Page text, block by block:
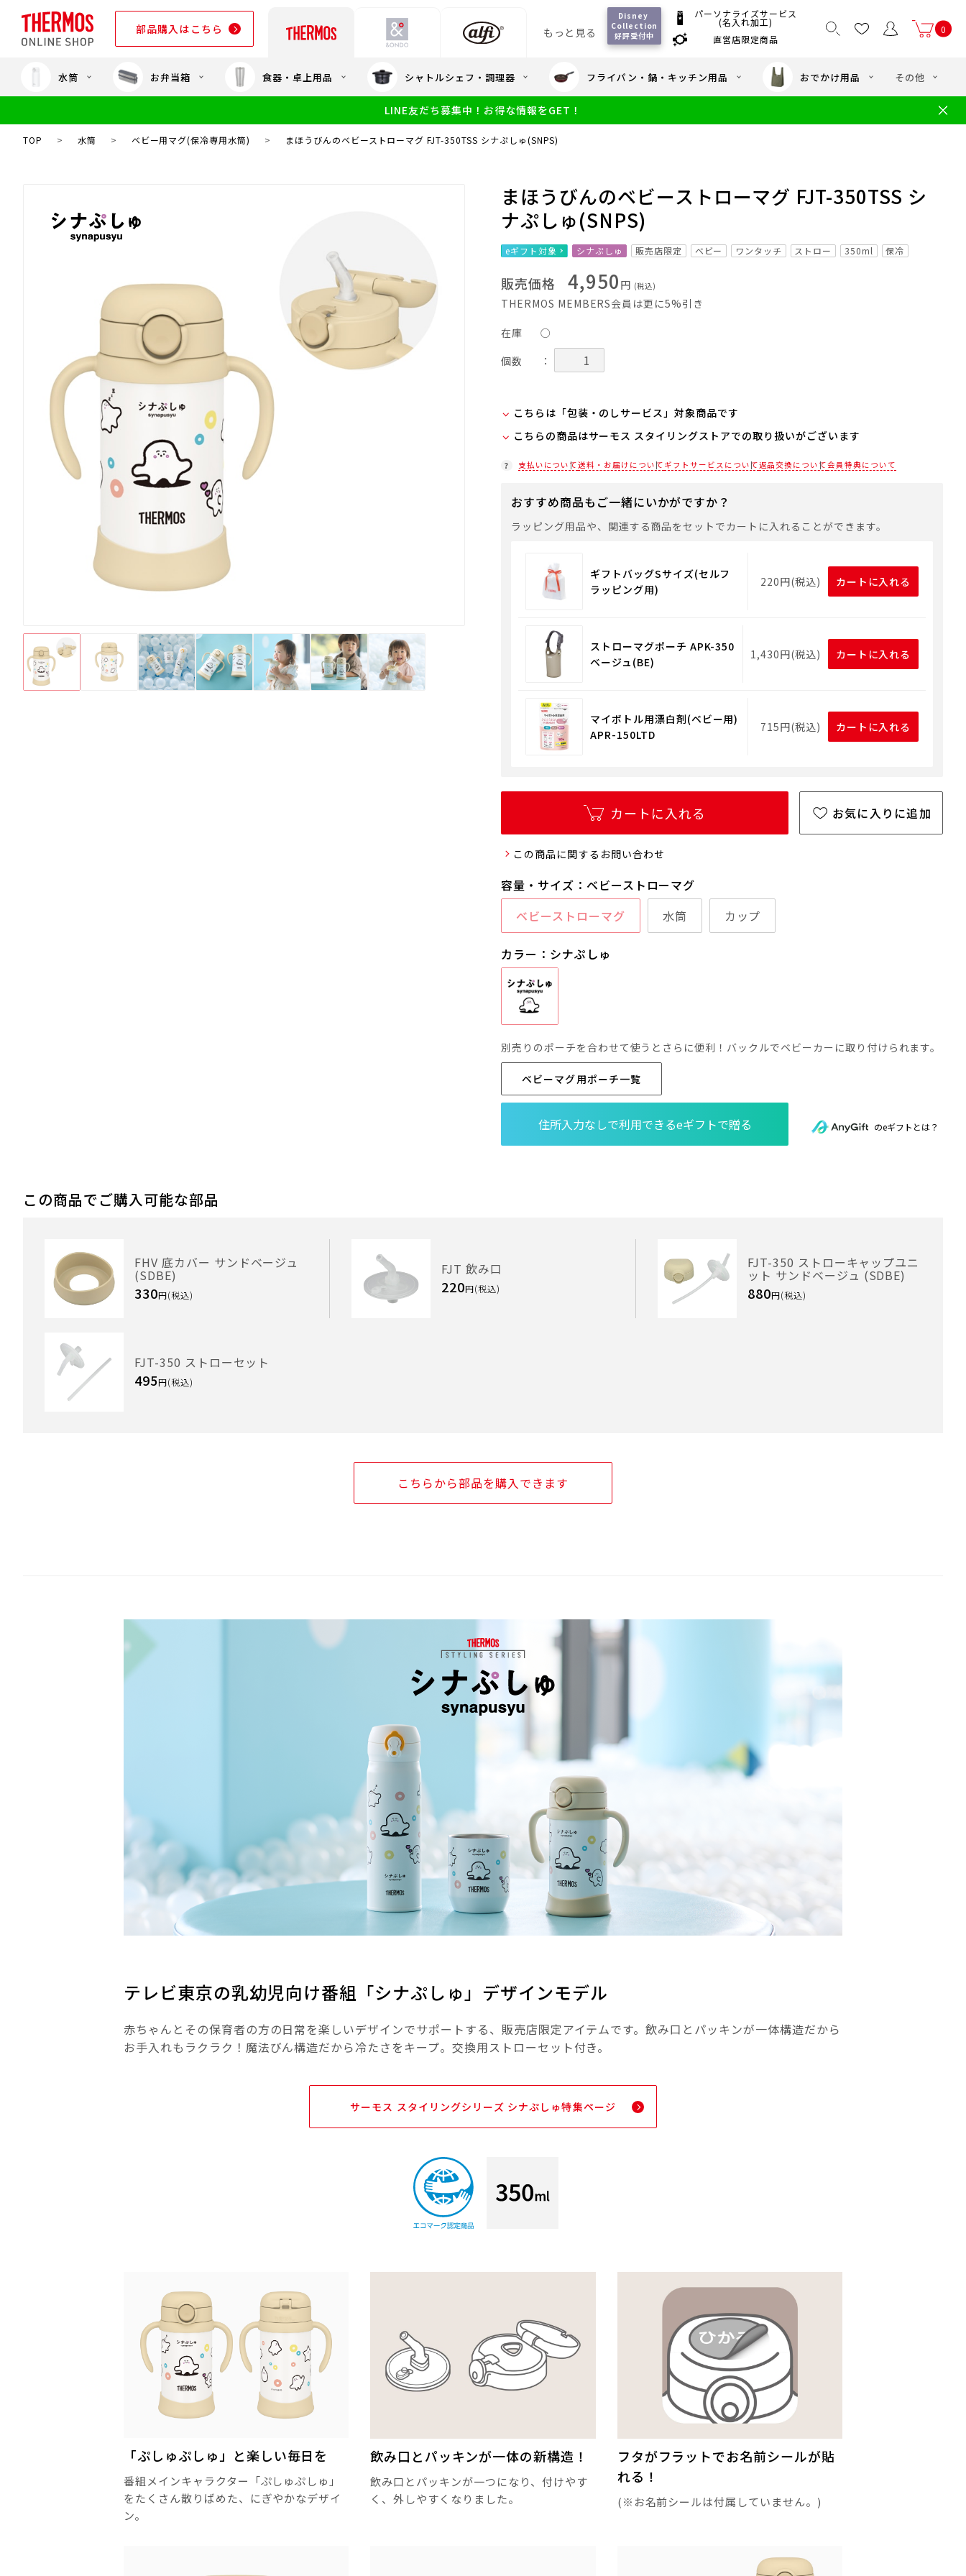
部品購入はこちら もっと見る
以上送料無料
サーモスのeギフト
ギフトのご案内
Disney
Collection
好評受付中
パーソナライズサービス
(名入れ加工)
直営店限定商品
部品購入はこちら
食洗機対応 幼児・園児向け水筒
小学生 中・高学年向け水筒
0
水筒 お弁当箱 食器・卓上用品 シャトルシェフ・調理器 フライパン・鍋・キッチン用品 おでかけ用品 その他
LINE友だち募集中！お得な情報をGET！
TOP > 水筒 > ベビー用マグ(保冷専用水筒) > まほうびんのベビーストローマグ FJT-350TSS シナぷしゅ(SNPS)
まほうびんのベビーストローマグ FJT-350TSS シ
ナぷしゅ(SNPS)
eギフト対象 シナぷしゅ 販売店限定 ベビー ワンタッチ ストロー 350ml 保冷
販売価格 4,950 円 (税込)
THERMOS MEMBERS会員は更に5%引き
在庫
○
個数
：
こちらは「包装・のしサービス」対象商品です
弊社での包装・のしを希望される場合は、商品をカートに入れた後に「会員限定のし・
ラッピング(330円/個)設定へ」ボタンからお手続きください。
袋やギフトバッグを希望される場合は、以下よりご購入をお願いいたします。
通常商品用ギフト用品
こちらの商品はサーモス スタイリングストアでの取り扱いがございます
在庫状況につきましては、各店舗までお電話にてご確認ください。
支払いについて送料・お届けについて ギフトサービスについて返品交換について会員特典について
おすすめ商品もご一緒にいかがですか？
ラッピング用品や、関連する商品をセットでカートに入れることができます。
ギフトバッグSサイズ(セルフ
ラッピング用)
220円(税込) カートに入れる
ストローマグポーチ APK-350
ベージュ(BE)
1,430円(税込) カートに入れる
マイボトル用漂白剤(ベビー用)
APR-150LTD
715円(税込) カートに入れる
カートに入れる お気に入りに追加
この商品に関するお問い合わせ
容量・サイズ：ベビーストローマグ
ベビーストローマグ
水筒 カップ
カラー：シナぷしゅ
別売りのポーチを合わせて使うとさらに便利！バックルでベビーカーに取り付けられます。
ベビーマグ用ポーチ一覧
のeギフトとは？
この商品でご購入可能な部品
FHV 底カバー サンドベージュ
(SDBE)
330円(税込)
FJT 飲み口
220円(税込)
FJT-350 ストローキャップユニ
ット サンドベージュ (SDBE)
880円(税込)
FJT-350 ストローセット
495円(税込)
こちらから部品を購入できます
テレビ東京の乳幼児向け番組「シナぷしゅ」デザインモデル
赤ちゃんとその保育者の方の日常を楽しいデザインでサポートする、販売店限定アイテムです。飲み口とパッキンが一体構造だから
お手入れもラクラク！魔法びん構造だから冷たさをキープ。交換用ストローセット付き。
サーモス スタイリングシリーズ シナぷしゅ特集ページ
「ぷしゅぷしゅ」と楽しい毎日を
番組メインキャラクター「ぷしゅぷしゅ」
をたくさん散りばめた、にぎやかなデザイ
ン。
飲み口とパッキンが一体の新構造！
飲み口とパッキンが一つになり、付けやす
く、外しやすくなりました。
フタがフラットでお名前シールが貼
れる！
(※お名前シールは付属していません。)